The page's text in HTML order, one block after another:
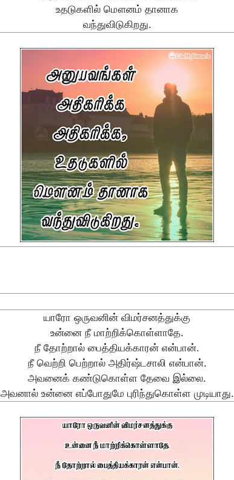
உதடுகளில் மௌனம் தானாக
வந்துவிடுகிறது.
யாரோ ஒருவனின் விமர்சனத்துக்கு
உன்னை நீ மாற்றிக்கொள்ளாதே.
நீ தோற்றால் பைத்தியக்காரன் என்பான்.
நீ வெற்றி பெற்றால் அதிர்ஷ்டசாலி என்பான்.
அவனைக் கண்டுகொள்ள தேவை இல்லை.
அவனால் உன்னை எப்போதுமே புரிந்துகொள்ள முடியாது.